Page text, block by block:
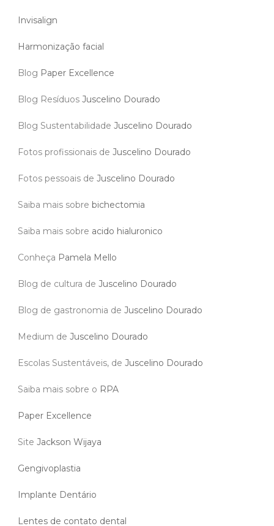
Invisalign
Harmonização facial
Blog Paper Excellence
Blog Resíduos Juscelino Dourado
Blog Sustentabilidade Juscelino Dourado
Fotos profissionais de Juscelino Dourado
Fotos pessoais de Juscelino Dourado
Saiba mais sobre bichectomia
Saiba mais sobre acido hialuronico
Conheça Pamela Mello
Blog de cultura de Juscelino Dourado
Blog de gastronomia de Juscelino Dourado
Medium de Juscelino Dourado
Escolas Sustentáveis, de Juscelino Dourado
Saiba mais sobre o RPA
Paper Excellence
Site Jackson Wijaya
Gengivoplastia
Implante Dentário
Lentes de contato dental